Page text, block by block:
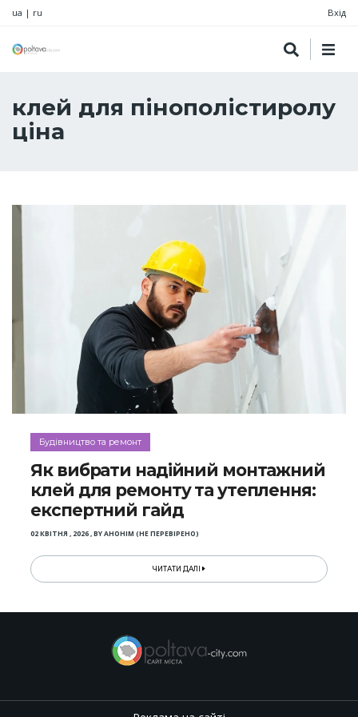
ua | ru Вхід
клей для пінополістиролу
ціна
Будівництво та ремонт
Як вибрати надійний монтажний
клей для ремонту та утеплення:
експертний гайд
02 КВІТНЯ , 2026,BYАНОНІМ (НЕ ПЕРЕВІРЕНО)
ЧИТАТИ ДАЛІ